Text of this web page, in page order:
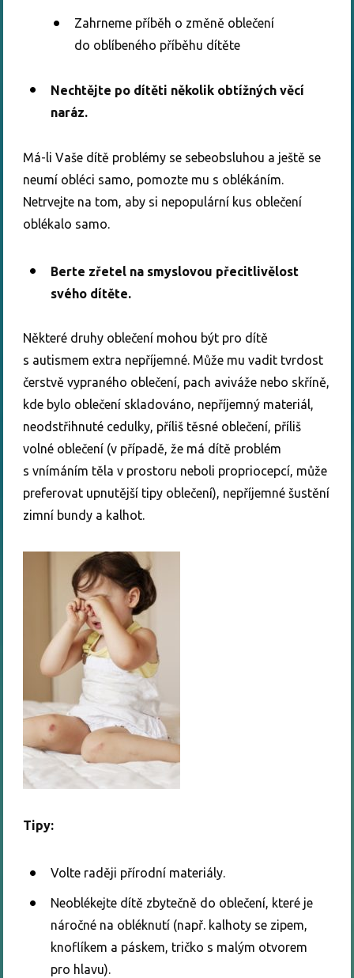
Zahrneme příběh o změně oblečení
do oblíbeného příběhu dítěte
Nechtějte po dítěti několik obtížných věcí
naráz.
Má-li Vaše dítě problémy se sebeobsluhou a ještě se
neumí obléci samo, pomozte mu s oblékáním.
Netrvejte na tom, aby si nepopulární kus oblečení
oblékalo samo.
Berte zřetel na smyslovou přecitlivělost
svého dítěte.
Některé druhy oblečení mohou být pro dítě
s autismem extra nepříjemné. Může mu vadit tvrdost
čerstvě vypraného oblečení, pach aviváže nebo skříně,
kde bylo oblečení skladováno, nepříjemný materiál,
neodstřihnuté cedulky, příliš těsné oblečení, příliš
volné oblečení (v případě, že má dítě problém
s vnímáním těla v prostoru neboli propriocepcí, může
preferovat upnutější tipy oblečení), nepříjemné šustění
zimní bundy a kalhot.
Tipy:
Volte raději přírodní materiály.
Neoblékejte dítě zbytečně do oblečení, které je
náročné na obléknutí (např. kalhoty se zipem,
knoflíkem a páskem, tričko s malým otvorem
pro hlavu).